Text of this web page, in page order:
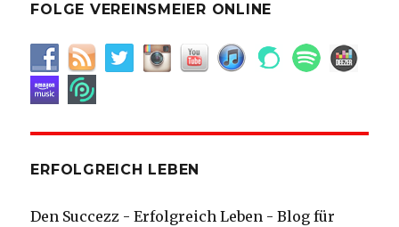
FOLGE VEREINSMEIER ONLINE
ERFOLGREICH LEBEN
Den Succezz - Erfolgreich Leben - Blog für